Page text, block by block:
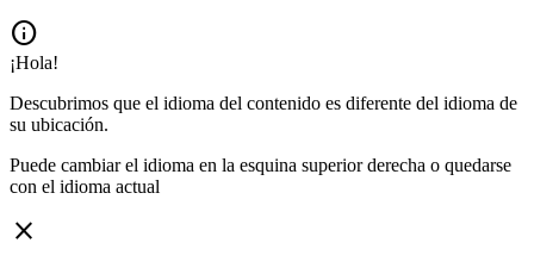
info
¡Hola!
Descubrimos que el idioma del contenido es diferente del idioma de
su ubicación.
Puede cambiar el idioma en la esquina superior derecha o quedarse
con el idioma actual
close